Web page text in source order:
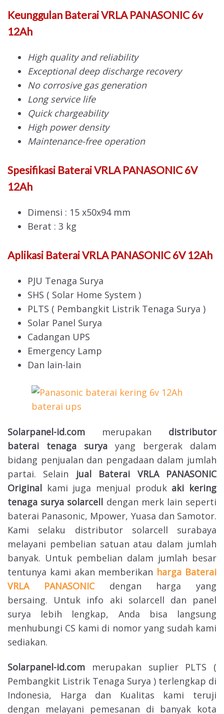
Keunggulan Baterai VRLA PANASONIC 6v
12Ah
High quality and reliability
Exceptional deep discharge recovery
No corrosive gas generation
Long service life
Quick chargeability
High power density
Maintenance-free operation
Spesifikasi Baterai VRLA PANASONIC 6V
12Ah
Dimensi : 15 x50x94 mm
Berat : 3 kg
Aplikasi Baterai VRLA PANASONIC 6V 12Ah
PJU Tenaga Surya
SHS ( Solar Home System )
PLTS ( Pembangkit Listrik Tenaga Surya )
Solar Panel Surya
Cadangan UPS
Emergency Lamp
Dan lain-lain
Solarpanel-id.com merupakan distributor
baterai tenaga surya yang bergerak dalam
bidang penjualan dan pengadaan dalam jumlah
partai. Selain jual Baterai VRLA PANASONIC
Original kami juga menjual produk aki kering
tenaga surya solarcell dengan merk lain seperti
baterai Panasonic, Mpower, Yuasa dan Samotor.
Kami selaku distributor solarcell surabaya
melayani pembelian satuan atau dalam jumlah
banyak. Untuk pembelian dalam jumlah besar
tentunya kami akan memberikan harga Baterai
VRLA PANASONIC
dengan harga yang
bersaing. Untuk info aki solarcell dan panel
surya lebih lengkap, Anda bisa langsung
menhubungi CS kami di nomor yang sudah kami
sediakan.
Solarpanel-id.com merupakan suplier PLTS (
Pembangkit Listrik Tenaga Surya ) terlengkap di
Indonesia, Harga dan Kualitas kami teruji
dengan melayani pemesanan di banyak kota